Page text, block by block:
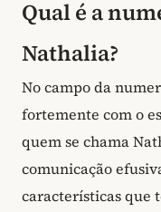
Qual é a
Nathalia?
No campo da
fortemente com o
quem se chama
comunicação
características que